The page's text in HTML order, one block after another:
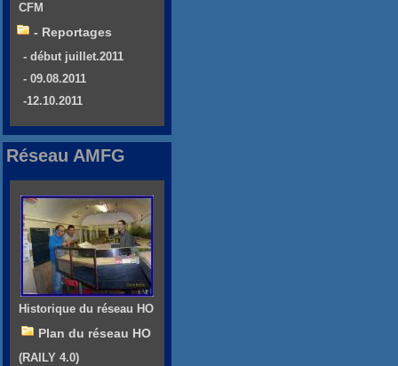
CFM
- Reportages
- début juillet.2011
- 09.08.2011
-12.10.2011
Réseau AMFG
Historique du réseau HO
Plan du réseau HO
(RAILY 4.0)